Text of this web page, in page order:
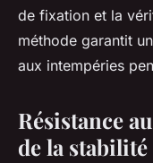
de fixation et la
méthode garantit
aux intempéries
Résistance
de la stabilité